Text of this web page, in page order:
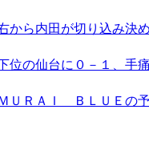
から内田が切り込み決
の仙台に０－１、手痛
ＵＲＡＩ ＢＬＵＥの予